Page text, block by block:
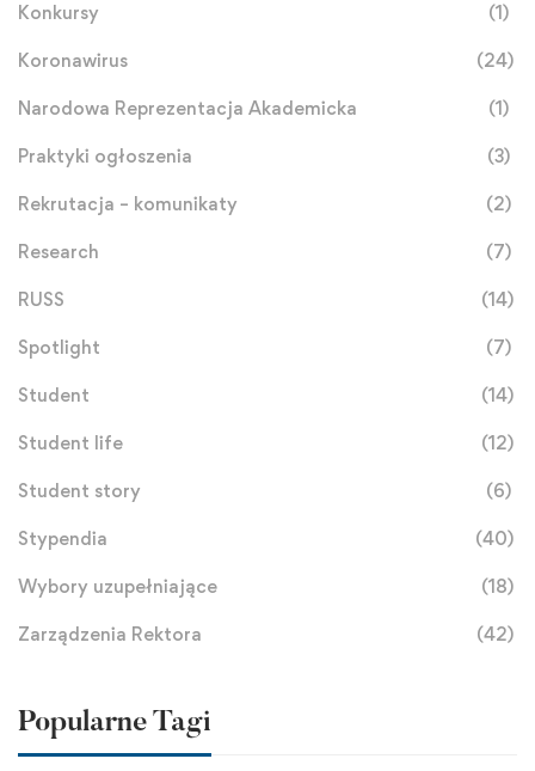
Konkursy (1)
Koronawirus (24)
Narodowa Reprezentacja Akademicka (1)
Praktyki ogłoszenia (3)
Rekrutacja – komunikaty (2)
Research (7)
RUSS (14)
Spotlight (7)
Student (14)
Student life (12)
Student story (6)
Stypendia (40)
Wybory uzupełniające (18)
Zarządzenia Rektora (42)
Popularne Tagi